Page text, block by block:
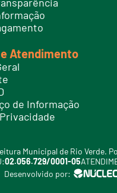
Atendimento
de Informação
Municipal de Rio Verde.
02.056.729/0001-05
Desenvolvido por: